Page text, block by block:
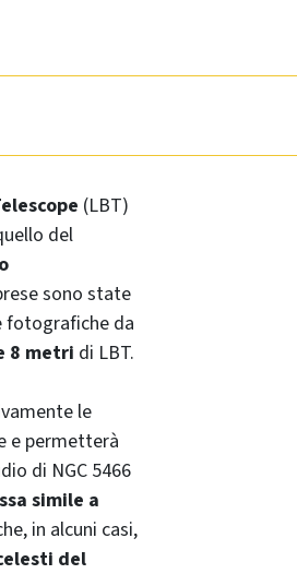
(LBT)
del
sono state
fotografiche da
8 metri di LBT.
le
e permetterà
di NGC 5466
simile a
in alcuni casi,
del